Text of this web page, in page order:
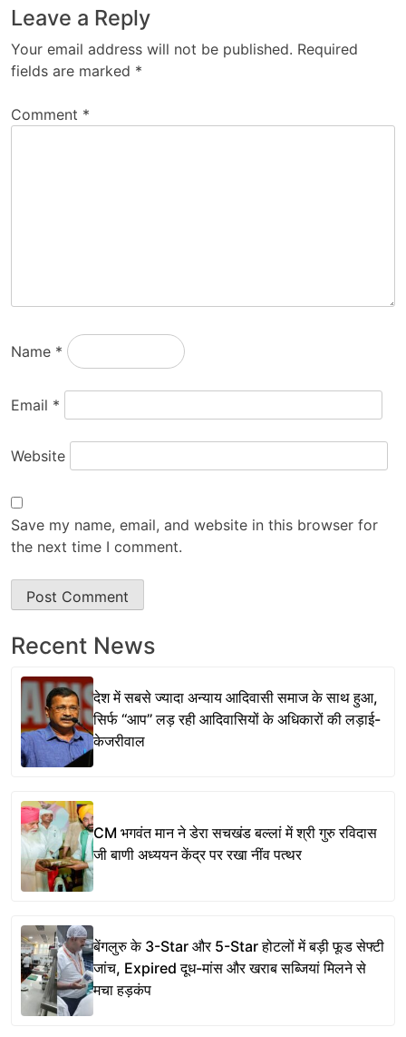
Leave a Reply
Your email address will not be published. Required
fields are marked *
Comment *
Name *
Email *
Website
Save my name, email, and website in this browser for
the next time I comment.
Recent News
देश में सबसे ज्यादा अन्याय आदिवासी समाज के साथ हुआ,
सिर्फ ‘‘आप’’ लड़ रही आदिवासियों के अधिकारों की लड़ाई-
केजरीवाल
CM भगवंत मान ने डेरा सचखंड बल्लां में श्री गुरु रविदास
जी बाणी अध्ययन केंद्र पर रखा नींव पत्थर
बेंगलुरु के 3-Star और 5-Star होटलों में बड़ी फूड सेफ्टी
जांच, Expired दूध-मांस और खराब सब्जियां मिलने से
मचा हड़कंप